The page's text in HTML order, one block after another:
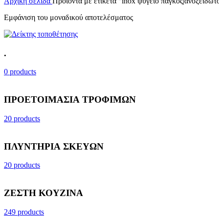
Εμφάνιση του μοναδικού αποτελέσματος
.
0 products
ΠΡΟΕΤΟΙΜΑΣΙΑ ΤΡΟΦΙΜΩΝ
20 products
ΠΛΥΝΤΗΡΙΑ ΣΚΕΥΩΝ
20 products
ΖΕΣΤΗ ΚΟΥΖΙΝΑ
249 products